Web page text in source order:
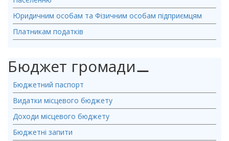
Юридичним особам та Фізичним особам підприємцям
Платникам податків
Бюджет громади⚊
Бюджетний паспорт
Видатки місцевого бюджету
Доходи місцевого бюджету
Бюджетні запити